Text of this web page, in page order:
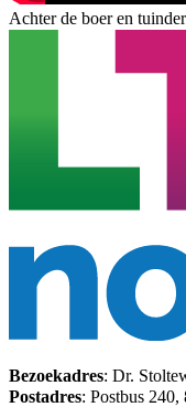
Achter de boer en
Bezoekadres: Dr.
Postadres: Postbus